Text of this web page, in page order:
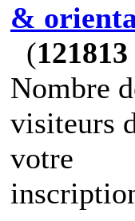
&
(121813
Nombre
visiteurs
votre